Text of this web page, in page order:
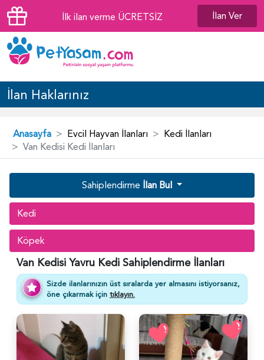
İlk ilan verme ÜCRETSİZ İlan Ver
İlan Haklarınız
Anasayfa Evcil Hayvan İlanları
Kedi İlanları
Van Kedisi Kedi İlanları
Sahiplendirme İlan Bul
Kedi
Köpek
Van Kedisi Yavru Kedi Sahiplendirme İlanları
Sizde ilanlarınızın üst sıralarda yer almasını istiyorsanız,
öne çıkarmak için tıklayın.